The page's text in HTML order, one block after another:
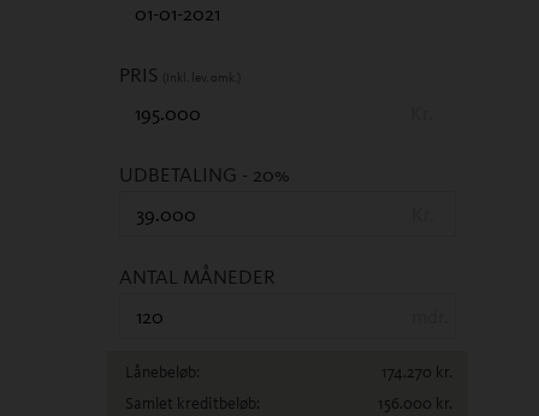
PRIS (Inkl. lev. omk.)
UDBETALING - 20%
ANTAL MÅNEDER
Lånebeløb: 174.270 kr.
Samlet kreditbeløb:
156.000 kr.